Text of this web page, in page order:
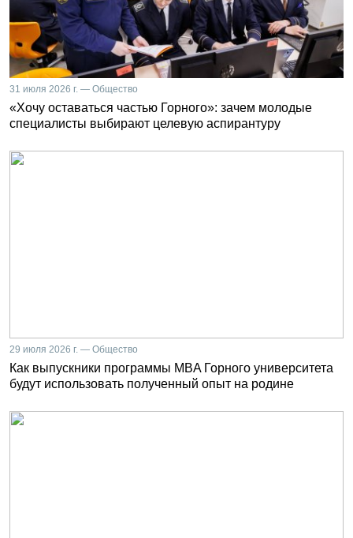
31 июля 2026 г. — Общество
«Хочу оставаться частью Горного»: зачем молодые
специалисты выбирают целевую аспирантуру
29 июля 2026 г. — Общество
Как выпускники программы MBA Горного университета
будут использовать полученный опыт на родине